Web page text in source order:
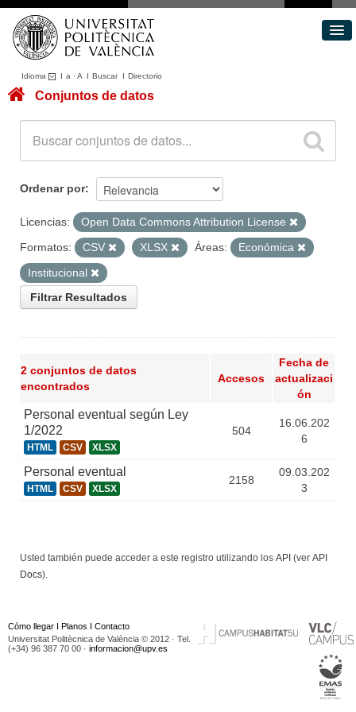
Idioma I a ·A I BuscarI Directorio
Conjuntos de datos
Acerca de
Portal de Transparencia
Conjuntos de datos
Ordenar por
Licencias:
Open Data Commons Attribution License
Formatos:
CSV XLSX Áreas:
Económica
Institucional
Filtrar Resultados
2 conjuntos de datos
encontrados
Accesos
Fecha de
actualizaci
ón
Personal eventual según Ley
1/2022
HTML CSV XLSX
504
16.06.202
6
Personal eventual
HTML CSV XLSX
2158
09.03.202
3
Usted también puede acceder a este registro utilizando los API (ver API
Docs).
Cómo llegar I Planos I Contacto
Universitat Politècnica de València © 2012 · Tel.
(+34) 96 387 70 00 · informacion@upv.es